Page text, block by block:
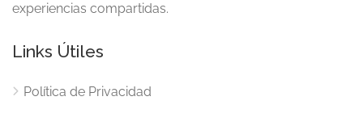
experiencias compartidas.
Links Útiles
Política de Privacidad